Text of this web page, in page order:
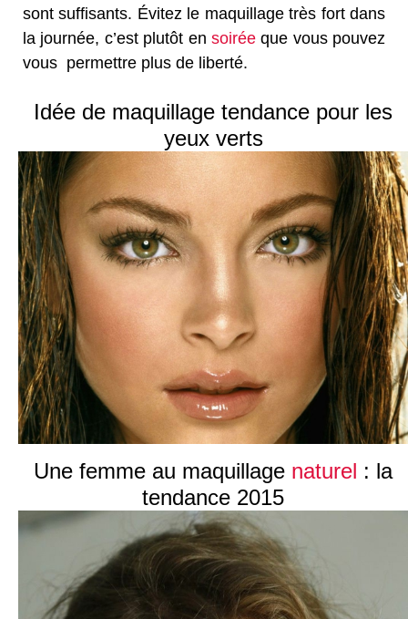
sont suffisants. Évitez le maquillage très fort dans
la journée, c’est plutôt en soiréeque vous pouvez
vous permettre plus de liberté.
Idée de maquillage tendance pour les
yeux verts
Une femme au maquillage naturel : la
tendance 2015